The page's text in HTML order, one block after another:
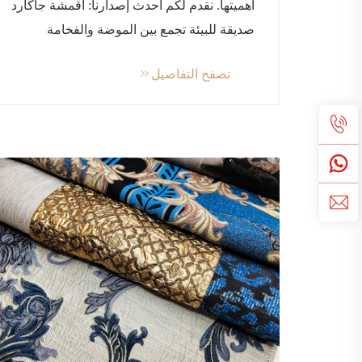
أهميتها. نقدم لكم أحدث إصدارنا: أقمشة جاكارد
صديقة للبيئة تجمع بين الموضة والفخامة
إبداعاتكم. تصميم مميز. أقمشتنا...
تصفح التفاصيل